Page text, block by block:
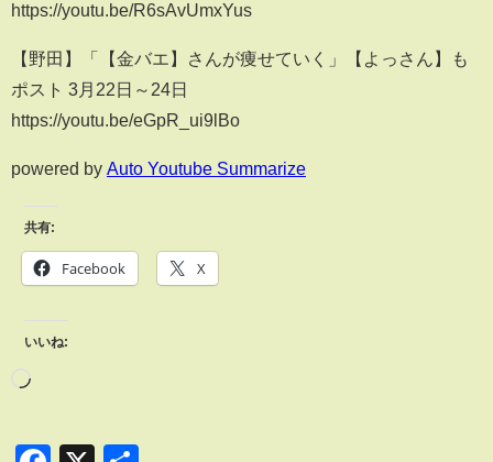
https://youtu.be/R6sAvUmxYus
【野田】「【金バエ】さんが痩せていく」【よっさん】も
ポスト 3月22日～24日
https://youtu.be/eGpR_ui9lBo
powered by Auto Youtube Summarize
共有:
Facebook X
いいね: